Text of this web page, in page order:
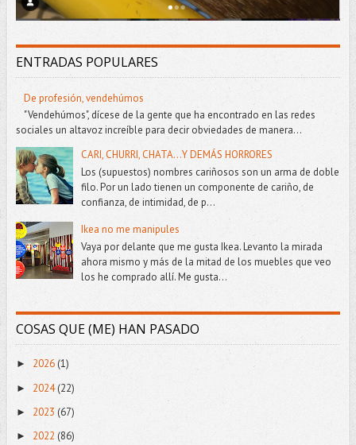
ENTRADAS POPULARES
De profesión, vendehúmos
"Vendehúmos", dícese de la gente que ha encontrado en las redes
sociales un altavoz increíble para decir obviedades de manera...
CARI, CHURRI, CHATA...Y DEMÁS HORRORES
Los (supuestos) nombres cariñosos son un arma de doble
filo. Por un lado tienen un componente de cariño, de
confianza, de intimidad, de p...
Ikea no me manipules
Vaya por delante que me gusta Ikea. Levanto la mirada
ahora mismo y más de la mitad de los muebles que veo
los he comprado allí. Me gusta...
COSAS QUE (ME) HAN PASADO
► 2026 (1)
► 2024(22)
► 2023 (67)
► 2022 (86)